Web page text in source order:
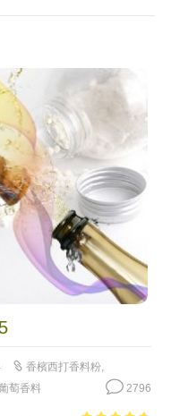
香檳西打香料粉,
萄香料 2796